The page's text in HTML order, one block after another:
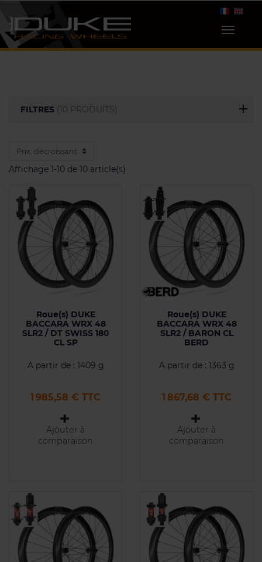
FILTRES (10 PRODUITS)
Affichage 1-10 de 10 article(s)
Roue(s) DUKE
BACCARA WRX 48
SLR2 / DT SWISS 180
CL SP
A partir de : 1409 g
Prix
1 985,58 € TTC
Ajouter à
comparaison
Roue(s) DUKE
BACCARA WRX 48
SLR2 / BARON CL
BERD
A partir de : 1363 g
Prix
1 867,68 € TTC
Ajouter à
comparaison